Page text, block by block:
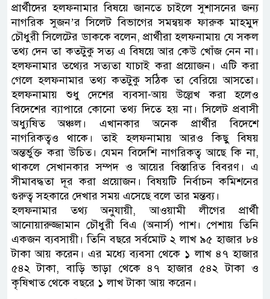
প্রার্থীদের হলফনামার বিষয়ে জানতে চাইলে সুশাসনের জন্য
নাগরিক সুজন’র সিলেট বিভাগের সমন্বয়ক ফারুক মাহমুদ
চৌধুরী সিলেটের ডাককে বলেন, প্রার্থীরা হলফনামায় যে সকল
তথ্য দেন তা কতটুকু সত্য এ বিষয়ে আর কেউ খোঁজ নেন না।
হলফনামার তথ্যের সত্যতা যাচাই করা প্রয়োজন। এটি করা
গেলে হলফনামার তথ্য কতটুকু সঠিক তা বেরিয়ে আসতো।
হলফনামায় শুধু দেশের ব্যবসা-আয় উল্লেখ করা হলেও
বিদেশের ব্যাপারে কোনো তথ্য দিতে হয় না। সিলেট প্রবাসী
অধ্যুষিত অঞ্চল। এখানকার অনেক প্রার্থীর বিদেশে
নাগরিকত্বও থাকে। তাই হলফনামায় আরও কিছু বিষয়
অন্তর্ভুক্ত করা উচিত। যেমন বিদেশি নাগরিকত্ব আছে কি না,
থাকলে সেখানকার সম্পদ ও আয়ের বিস্তারিত বিবরণ। এ
সীমাবদ্ধতা দূর করা প্রয়োজন। বিষয়টি নির্বাচন কমিশনের
গুরুত্ব সহকারে দেখার সময় এসেছে বলে তার মন্তব্য।
হলফনামার তথ্য অনুযায়ী, আওয়ামী লীগের প্রার্থী
আনোয়ারুজ্জামান চৌধুরী বিএ (অনার্স) পাশ। পেশায় তিনি
একজন ব্যবসায়ী। তিনি বছরে সর্বমোট ২ লাখ ৯৫ হাজার ৮৪
টাকা আয় করেন। এর মধ্যে ব্যবসা থেকে ১ লাখ ৪৭ হাজার
৫৪২ টাকা, বাড়ি ভাড়া থেকে ৪৭ হাজার ৫৪২ টাকা ও
কৃষিখাত থেকে বছরে ১ লাখ টাকা আয় করেন।